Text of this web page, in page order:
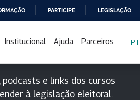
PARTICIPE LEGISLAÇÃO
Institucional Ajuda Parceiros PT
e links dos cursos
à legislação eleitoral.